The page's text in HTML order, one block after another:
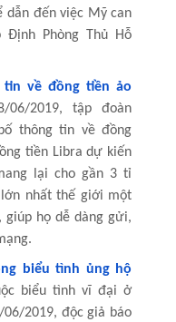
dẫn đến việc Mỹ can
Định Phòng Thủ Hỗ
tin về đồng tiền ảo
2019, tập đoàn
thông tin về đồng
tiền Libra dự kiến
lại cho gần 3 tỉ
nhất thế giới một
họ dễ dàng gửi,
biểu tình ủng hộ
biểu tình vĩ đại ở
06/2019, độc giả báo